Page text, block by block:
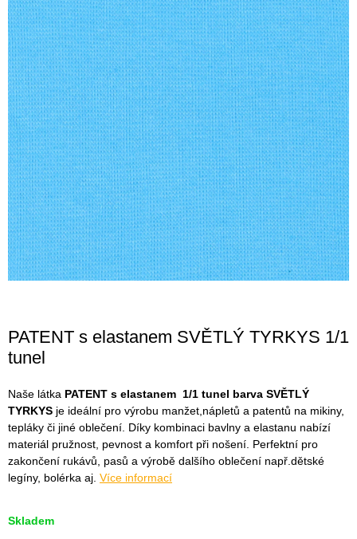
PATENT s elastanem SVĚTLÝ TYRKYS 1/1
tunel
Naše látka PATENT s elastanem 1/1 tunel barva SVĚTLÝ
TYRKYS je ideální pro výrobu manžet,nápletů a patentů na mikiny,
tepláky či jiné oblečení. Díky kombinaci bavlny a elastanu nabízí
materiál pružnost, pevnost a komfort při nošení. Perfektní pro
zakončení rukávů, pasů a výrobě dalšího oblečení např.dětské
legíny, bolérka aj. Více informací
Skladem